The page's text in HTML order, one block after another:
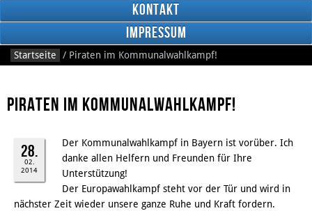
Facebook
RSS
Feed
Kontakt
Impressum
Startseite / Piraten im Kommunalwahlkampf!
Piraten im Kommunalwahlkampf!
28.
02.
2014
Der Kommunalwahlkampf in Bayern ist vorüber. Ich
danke allen Helfern und Freunden für Ihre
Unterstützung!
Der Europawahlkampf steht vor der Tür und wird in
nächster Zeit wieder unsere ganze Ruhe und Kraft fordern.